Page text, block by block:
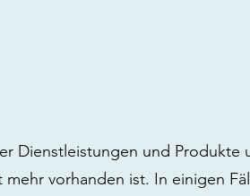
Dienstleistungen und
vorhanden ist. In einigen